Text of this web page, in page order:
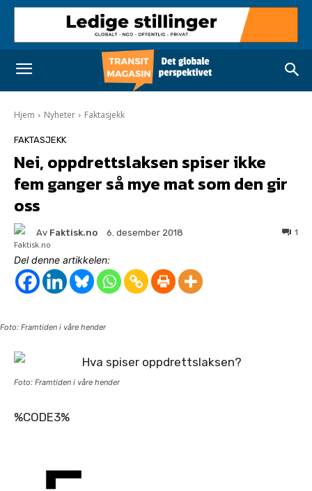
Hjem Nyheter Faktasjekk
FAKTASJEKK
Nei, oppdrettslaksen spiser ikke
fem ganger så mye mat som den gir
oss
Av Faktisk.no 6. desember 2018 1
Del denne artikkelen:
Foto: Framtiden i våre hender
Foto: Framtiden i våre hender
%CODE3%